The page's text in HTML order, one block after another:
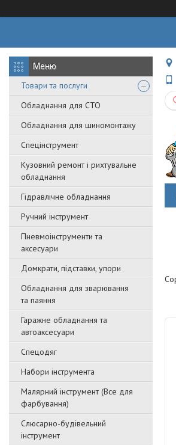
Товари та послуги
Обладнання для СТО
Обладнання для шиномонтажу
Спецінструмент
Кузовний ремонт і рихтувальне
обладнання
Гідравлічне обладнання
Ручний інструмент
Пневмоінструменти та
аксесуари
Домкрати, підставки, упори
Обладнання для зварювання
та паяння
Гаражне обладнання та
автоаксесуари
Спецодяг
Набори інструмента
Малярний інструмент (Все для
фарбування)
Слюсарно-будівельний
інструмент